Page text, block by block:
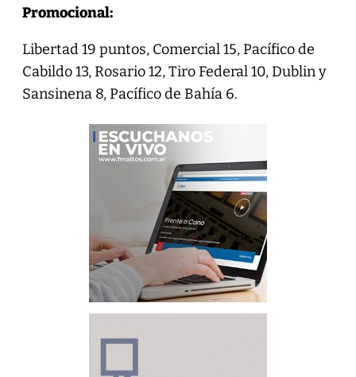
Promocional:
Libertad 19 puntos, Comercial 15, Pacífico de
Cabildo 13, Rosario 12, Tiro Federal 10, Dublin y
Sansinena 8, Pacífico de Bahía 6.